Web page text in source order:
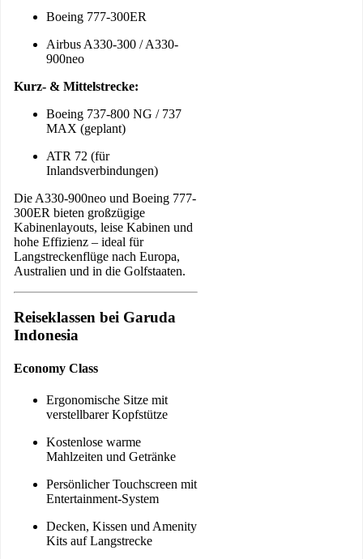
Boeing 777-300ER
Airbus A330-300 / A330-
900neo
Kurz- & Mittelstrecke:
Boeing 737-800 NG / 737
MAX (geplant)
ATR 72 (für
Inlandsverbindungen)
Die A330-900neo und Boeing 777-
300ER bieten großzügige
Kabinenlayouts, leise Kabinen und
hohe Effizienz – ideal für
Langstreckenflüge nach Europa,
Australien und in die Golfstaaten.
Reiseklassen bei Garuda
Indonesia
Economy Class
Ergonomische Sitze mit
verstellbarer Kopfstütze
Kostenlose warme
Mahlzeiten und Getränke
Persönlicher Touchscreen mit
Entertainment-System
Decken, Kissen und Amenity
Kits auf Langstrecke